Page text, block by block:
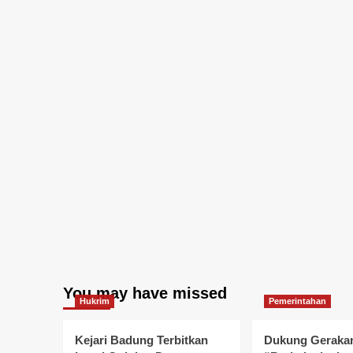
You may have missed
Hukrim
Kejari Badung Terbitkan
Pemerintahan
Dukung